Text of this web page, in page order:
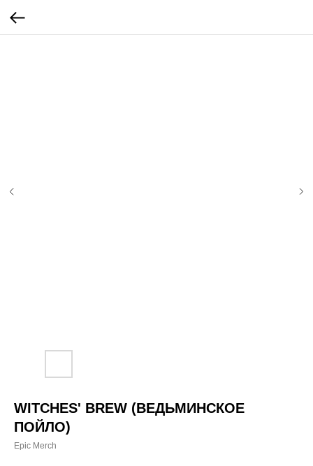
WITCHES' BREW (ВЕДЬМИНСКОЕ
ПОЙЛО)
Epic Merch